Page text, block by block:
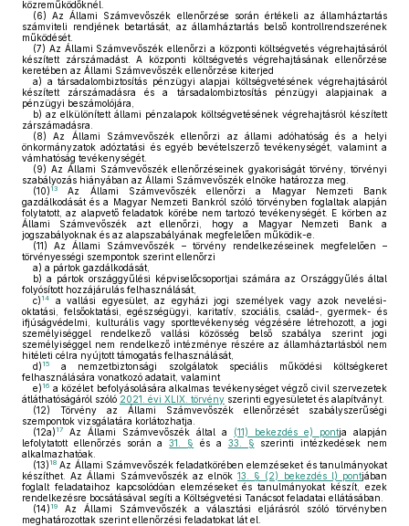
közreműködőknél.
(6) Az Állami Számvevőszék ellenőrzése során értékeli az államháztartás
számviteli rendjének betartását, az államháztartás belső kontrollrendszerének
működését.
(7) Az Állami Számvevőszék ellenőrzi a központi költségvetés végrehajtásáról
készített zárszámadást. A központi költségvetés végrehajtásának ellenőrzése
keretében az Állami Számvevőszék ellenőrzése kiterjed
a) a társadalombiztosítás pénzügyi alapjai költségvetésének végrehajtásáról
készített zárszámadásra és a társadalombiztosítás pénzügyi alapjainak a
pénzügyi beszámolójára,
b) az elkülönített állami pénzalapok költségvetésének végrehajtásról készített
zárszámadásra.
(8) Az Állami Számvevőszék ellenőrzi az állami adóhatóság és a helyi
önkormányzatok adóztatási és egyéb bevételszerző tevékenységét, valamint a
vámhatóság tevékenységét.
(9) Az Állami Számvevőszék ellenőrzéseinek gyakoriságát törvény, törvényi
szabályozás hiányában az Állami Számvevőszék elnöke határozza meg.
(10) 13
Az Állami Számvevőszék ellenőrzi a Magyar Nemzeti Bank
gazdálkodását és a Magyar Nemzeti Bankról szóló törvényben foglaltak alapján
folytatott, az alapvető feladatok körébe nem tartozó tevékenységét. E körben az
Állami Számvevőszék azt ellenőrzi, hogy a Magyar Nemzeti Bank a
jogszabályoknak és az alapszabályának megfelelően működik-e.
(11) Az Állami Számvevőszék – törvény rendelkezéseinek megfelelően –
törvényességi szempontok szerint ellenőrzi
a) a pártok gazdálkodását,
b) a pártok országgyűlési képviselőcsoportjai számára az Országgyűlés által
folyósított hozzájárulás felhasználását,
c) 14
a vallási egyesület, az egyházi jogi személyek vagy azok nevelési-
oktatási, felsőoktatási, egészségügyi, karitatív, szociális, család-, gyermek- és
ifjúságvédelmi, kulturális vagy sporttevékenység végzésére létrehozott, a jogi
személyiséggel rendelkező vallási közösség belső szabálya szerint jogi
személyiséggel nem rendelkező intézménye részére az államháztartásból nem
hitéleti célra nyújtott támogatás felhasználását,
d) 15
a nemzetbiztonsági szolgálatok speciális működési költségkeret
felhasználására vonatkozó adatait, valamint
e) 16 a közélet befolyásolására alkalmas tevékenységet végző civil szervezetek
átláthatóságáról szóló 2021. évi XLIX. törvény szerinti egyesületet és alapítványt.
(12) Törvény az Állami Számvevőszék ellenőrzését szabályszerűségi
szempontok vizsgálatára korlátozhatja.
(12a) 17 Az Állami Számvevőszék által a (11) bekezdés e) pontja alapján
lefolytatott ellenőrzés során a31. § és a 33. § szerinti intézkedések nem
alkalmazhatóak.
(13) 18 Az Állami Számvevőszék feladatkörében elemzéseket és tanulmányokat
készíthet. Az Állami Számvevőszék az elnök13. § (2) bekezdés l) pontjában
foglalt feladataihoz kapcsolódóan elemzéseket és tanulmányokat készít, ezek
rendelkezésre bocsátásával segíti a Költségvetési Tanácsot feladatai ellátásában.
(14) 19
Az Állami Számvevőszék a választási eljárásról szóló törvényben
meghatározottak szerint ellenőrzési feladatokat lát el.